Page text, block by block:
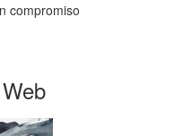
compromiso